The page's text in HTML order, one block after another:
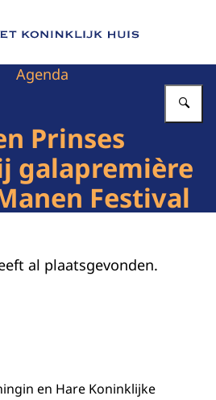
van Het Koninklijk Huis
Agenda
Prinses
galapremière
Festival
al plaatsgevonden.
en Hare Koninklijke